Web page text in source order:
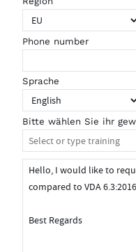
Phone number
Sprache
Bitte wählen Sie ihr